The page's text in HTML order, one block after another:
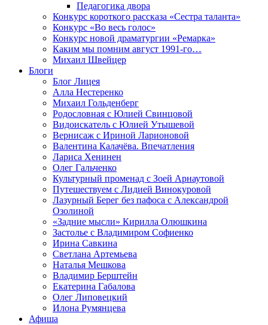
Педагогика двора
Конкурс короткого рассказа «Сестра таланта»
Конкурс «Во весь голос»
Конкурс новой драматургии «Ремарка»
Каким мы помним август 1991-го…
Михаил Швейцер
Блоги
Блог Лицея
Алла Нестеренко
Михаил Гольденберг
Родословная с Юлией Свинцовой
Видоискатель с Юлией Утышевой
Вернисаж с Ириной Ларионовой
Валентина Калачёва. Впечатления
Лариса Хенинен
Олег Гальченко
Культурный променад с Зоей Арнаутовой
Путешествуем с Лидией Винокуровой
Лазурный Берег без пафоса с Александрой
Озолиной
«Задние мысли» Кирилла Олюшкина
Застолье с Владимиром Софиенко
Ирина Савкина
Светлана Артемьева
Наталья Мешкова
Владимир Берштейн
Екатерина Габалова
Олег Липовецкий
Илона Румянцева
Афиша